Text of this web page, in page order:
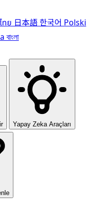
ไทย 日本語한국어 Polski
বাংলা
Yapay Zeka Araçları